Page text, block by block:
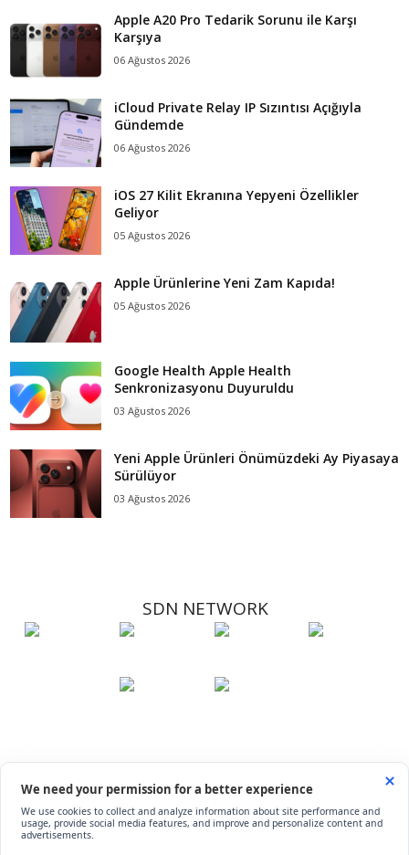
Apple A20 Pro Tedarik Sorunu ile Karşı
Karşıya
06 Ağustos 2026
iCloud Private Relay IP Sızıntısı Açığıyla
Gündemde
06 Ağustos 2026
iOS 27 Kilit Ekranına Yepyeni Özellikler
Geliyor
05 Ağustos 2026
Apple Ürünlerine Yeni Zam Kapıda!
05 Ağustos 2026
Google Health Apple Health
Senkronizasyonu Duyuruldu
03 Ağustos 2026
Yeni Apple Ürünleri Önümüzdeki Ay Piyasaya
Sürülüyor
03 Ağustos 2026
SDN NETWORK